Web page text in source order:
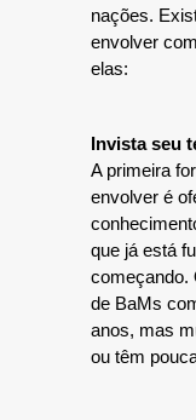
nações.
envolver
elas:
Invista seu
A primeira
envolver é
que já está
começando.
de BaMs
anos, mas
ou têm